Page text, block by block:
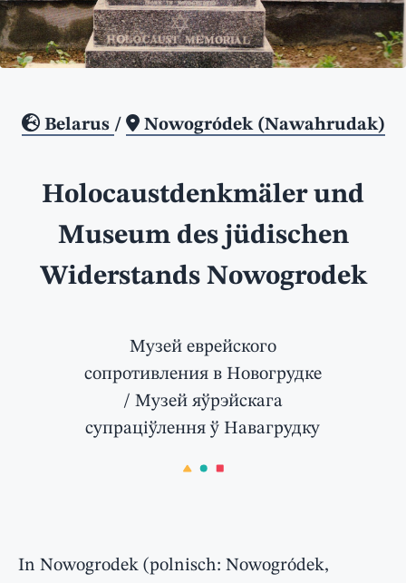
Belarus / Nowogródek (Nawahrudak)
Holocaustdenkmäler und
Museum des jüdischen
Widerstands Nowogrodek
Музей еврейского
сопротивления в Новогрудке
/ Музей яўрэйскага
супраціўлення ў Навагрудку
In Nowogrodek (polnisch: Nowogródek,